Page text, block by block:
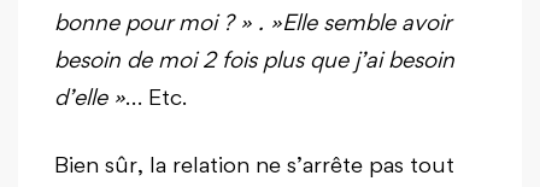
bonne pour moi ? » . »Elle semble avoir
besoin de moi 2 fois plus que j’ai besoin
d’elle »… Etc.
Bien sûr, la relation ne s’arrête pas tout